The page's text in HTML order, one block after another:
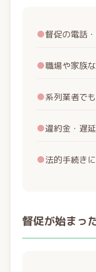
●督促の電話
●職場や家族
●系列業者で
●違約金・遅
●法的手続き
督促が始まっ